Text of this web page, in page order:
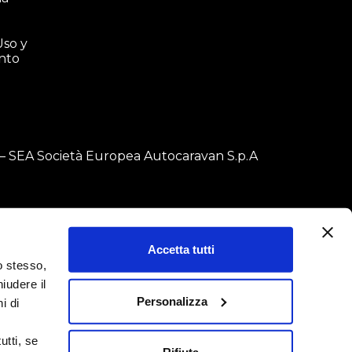
stesso,
il
di
se
Accetta tutti
Personalizza
y
SEA Società Europea Autocaravan S.p.A